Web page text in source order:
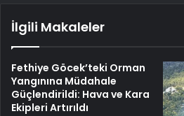
İlgili Makaleler
Fethiye Göcek’teki Orman
Yangınına Müdahale
Güçlendirildi: Hava ve Kara
Ekipleri Artırıldı